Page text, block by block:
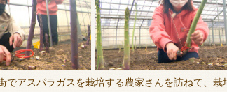
でアスパラガスを栽培する農家さんを訪ねて、栽